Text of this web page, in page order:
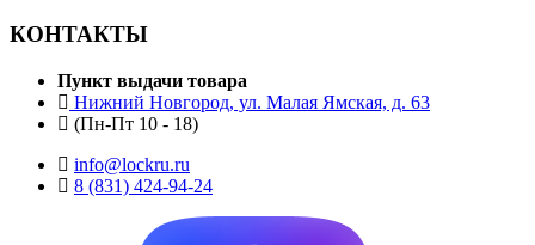
КОНТАКТЫ
Пункт выдачи товара
Нижний Новгород, ул. Малая Ямская, д. 63
(Пн-Пт 10 - 18)
info@lockru.ru
8 (831) 424-94-24